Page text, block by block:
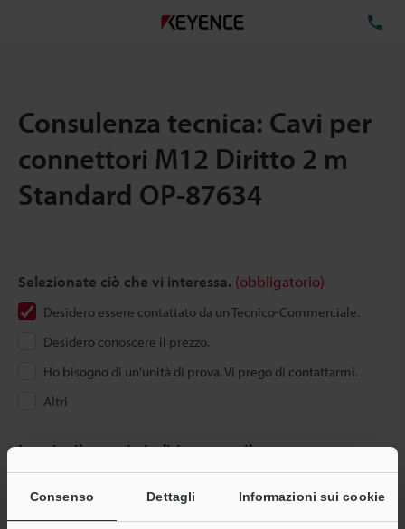
Consenso Dettagli Informazioni sui cookie
Consulenza tecnica: Cavi per
connettori M12 Diritto 2 m
Standard OP-87634
Selezionate ciò che vi interessa. (obbligatorio)
Desidero essere contattato da un Tecnico-Commerciale.
Desidero conoscere il prezzo.
Ho bisogno di un'unità di prova. Vi prego di contattarmi.
Altri
Inserire il proprio indirizzo e-mail
Se ha già effettuato la registrazione, inserisca qui sotto il suo
indirizzo e-mail.
Se non è ancora registrato, inserisca il suo indirizzo email qui